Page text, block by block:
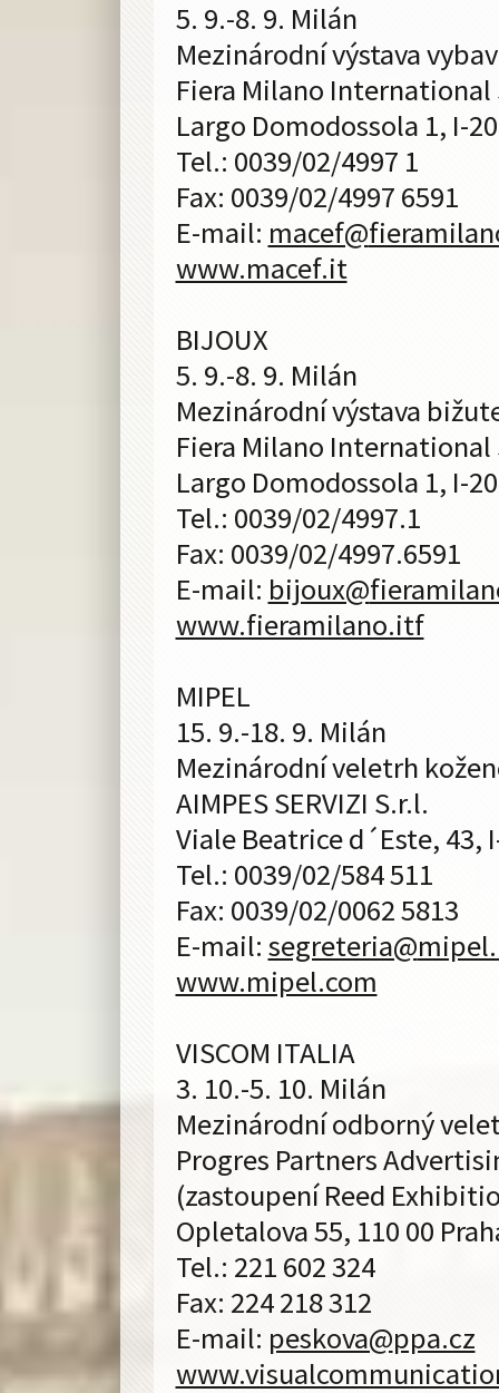
5. 9.-8. 9. Milán
Mezinárodní výstava
Fiera Milano International
Largo Domodossola 1, I-
Tel.: 0039/02/4997 1
Fax: 0039/02/4997 6591
E-mail: macef@
www.macef.it
BIJOUX
5. 9.-8. 9. Milán
Mezinárodní výstava
Fiera Milano International
Largo Domodossola 1, I-
Tel.: 0039/02/4997.1
Fax: 0039/02/4997.6591
E-mail: bijoux@
www.fieramilano.itf
MIPEL
15. 9.-18. 9. Milán
Mezinárodní veletrh
AIMPES SERVIZI S.r.l.
Viale Beatrice d´Este, 43,
Tel.: 0039/02/584 511
Fax: 0039/02/0062 5813
E-mail: segreteria@
www.mipel.com
VISCOM ITALIA
3. 10.-5. 10. Milán
Mezinárodní odborný
Progres Partners
(zastoupení Reed
Opletalova 55, 110 00
Tel.: 221 602 324
Fax: 224 218 312
E-mail: peskova@ppa.cz